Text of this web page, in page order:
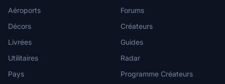
Aéroports
Décors
Livrées
Utilitaires
Pays
Forums
Créateurs
Guides
Radar
Programme Créateurs